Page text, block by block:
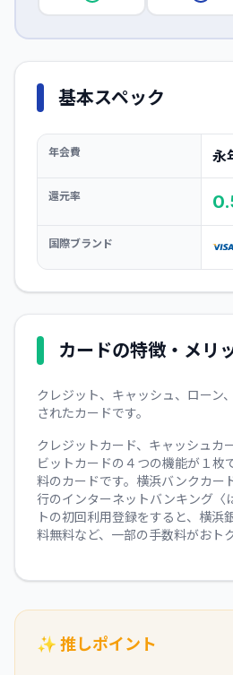
基本スペック
年会費 永
還元率
国際ブランド
カードの特徴・メリ
クレジット、キャッシュ、ローン
されたカードです。
クレジットカード、キャッシュカ
ビットカードの４つの機能が１枚
料のカードです。横浜バンクカー
行のインターネットバンキング〈
トの初回利用登録をすると、横浜
料無料など、一部の手数料がおト
✨ 推しポイント